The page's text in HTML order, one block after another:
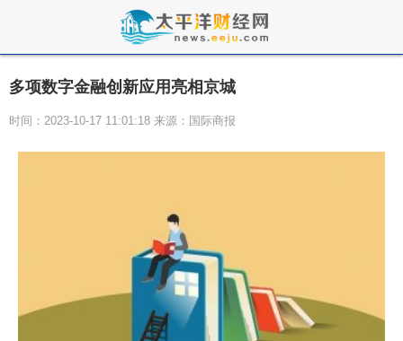
多项数字金融创新应用亮相京城
时间：2023-10-17 11:01:18 来源：国际商报